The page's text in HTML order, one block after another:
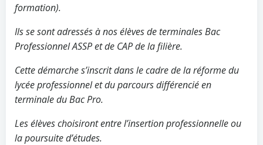
formation).
Ils se sont adressés à nos élèves de terminales Bac
Professionnel ASSP et de CAP de la filière.
Cette démarche s’inscrit dans le cadre de la réforme du
lycée professionnel et du parcours différencié en
terminale du Bac Pro.
Les élèves choisiront entre l’insertion professionnelle ou
la poursuite d’études.